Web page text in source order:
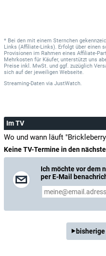
* Bei den mit einem Sternchen
Links (Affiliate-Links). Erfolgt über einen
Provisionen im Rahmen eines Affiliate-
Mehrkosten für Käufer, unterstützt uns
Preise inkl. MwSt. und ggf. zuzüglich
sich auf der jeweiligen Webseite.
Streaming-Daten via JustWatch.
Im TV
Wo und wann läuft
Keine TV-Termine in den
Ich möchte vor dem
per E-Mail
bisherige